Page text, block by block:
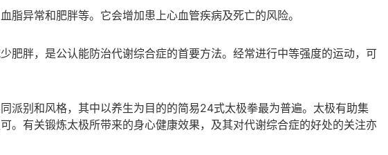
异常和肥胖等。它会增加患上心血管疾病及死亡的风险。
肥胖，是公认能防治代谢综合症的首要方法。经常进行中等强度的运动，可
派别和风格，其中以养生为目的的简易24式太极拳最为普遍。太极有助集
。有关锻炼太极所带来的身心健康效果，及其对代谢综合症的好处的关注亦